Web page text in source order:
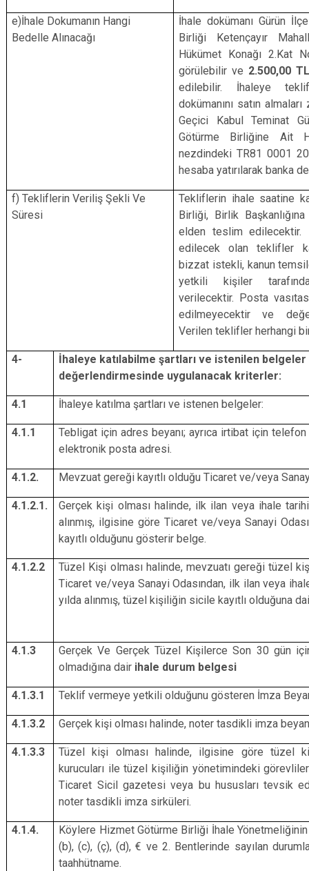
e)İhale Dokumanın Hangi
Bedelle Alınacağı
İhale dokümanı Gürün
Birliği Ketençayır
Hükümet Konağı 2.Kat
görülebilir ve 2.500,00
edilebilir. İhaleye
dokümanını satın
Geçici Kabul Teminat
Götürme Birliğine Ait
nezdindeki TR81 0001
hesaba yatırılarak banka
f) Tekliflerin Veriliş Şekli Ve
Süresi
Tekliflerin ihale saatine
Birliği, Birlik
elden teslim edilecektir.
edilecek olan teklifler
bizzat istekli, kanun
yetkili kişiler
verilecektir. Posta
edilmeyecektir ve
Verilen teklifler herhangi
4-
İhaleye katılabilme şartları ve istenilen
değerlendirmesinde uygulanacak kriterler:
4.1 İhaleye katılma şartları ve istenen
4.1.1
Tebligat için adres beyanı; ayrıca irtibat için
elektronik posta adresi.
4.1.2. Mevzuat gereği kayıtlı olduğu Ticaret ve/veya
4.1.2.1.
Gerçek kişi olması halinde, ilk ilan veya ihale
alınmış, ilgisine göre Ticaret ve/veya Sanayi
kayıtlı olduğunu gösterir belge.
4.1.2.2
Tüzel Kişi olması halinde, mevzuatı gereği tüzel
Ticaret ve/veya Sanayi Odasından, ilk ilan veya
yılda alınmış, tüzel kişiliğin sicile kayıtlı olduğuna
4.1.3
Gerçek Ve Gerçek Tüzel Kişilerce Son 30 gün
olmadığına dair ihale durum belgesi
4.1.3.1 Teklif vermeye yetkili olduğunu gösteren İmza
4.1.3.2 Gerçek kişi olması halinde, noter tasdikli imza
4.1.3.3
Tüzel kişi olması halinde, ilgisine göre tüzel
kurucuları ile tüzel kişiliğin yönetimindeki
Ticaret Sicil gazetesi veya bu hususları tevsik
noter tasdikli imza sirküleri.
4.1.4.
Köylere Hizmet Götürme Birliği İhale
(b), (c), (ç), (d), € ve 2. Bentlerinde sayılan
taahhütname.